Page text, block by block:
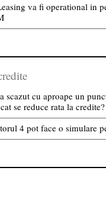
va fi operational in
scazut cu aproape un
se reduce rata la credite?
4 pot face o simulare